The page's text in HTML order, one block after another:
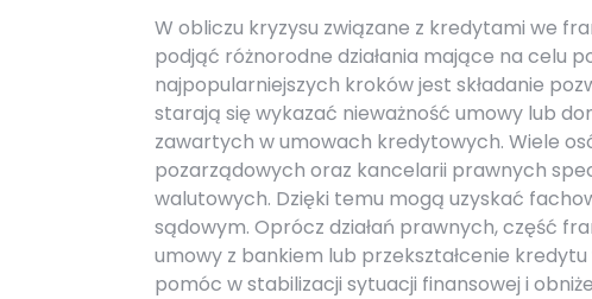
W obliczu kryzysu związane z kredytami we
podjąć różnorodne działania mające na celu
najpopularniejszych kroków jest składanie
starają się wykazać nieważność umowy lub
zawartych w umowach kredytowych. Wiele
pozarządowych oraz kancelarii prawnych
walutowych. Dzięki temu mogą uzyskać
sądowym. Oprócz działań prawnych, część
umowy z bankiem lub przekształcenie
pomóc w stabilizacji sytuacji finansowej i